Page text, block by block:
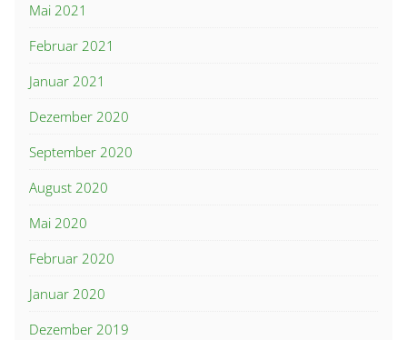
Mai 2021
Februar 2021
Januar 2021
Dezember 2020
September 2020
August 2020
Mai 2020
Februar 2020
Januar 2020
Dezember 2019